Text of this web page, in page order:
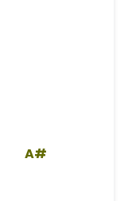
A#